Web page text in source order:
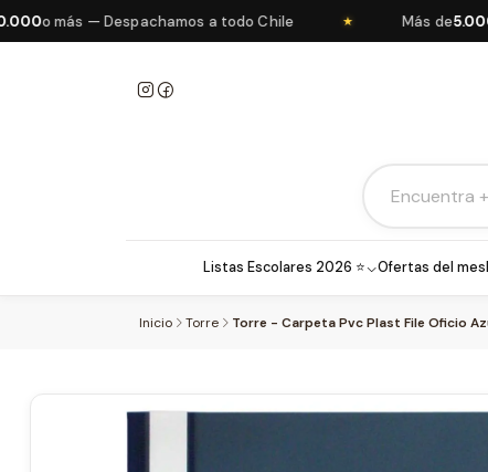
o más — Despachamos a todo Chile Más de5.000
Listas Escolares 2026 ⭐ Ofertas del mes
Inicio Torre Torre - Carpeta Pvc Plast File Oficio